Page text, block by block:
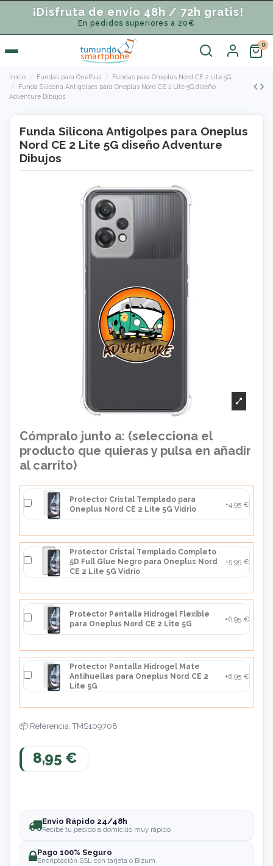
¡Disfruta de envío 48h / 72h gratis!
En pedidos superiores a 20€
Inicio Fundas para OnePlus
Fundas para Oneplus Nord CE 2 Lite 5G
Funda Silicona Antigolpes para Oneplus Nord CE 2 Lite 5G diseño
Adventure Dibujos
Funda Silicona Antigolpes para Oneplus
Nord CE 2 Lite 5G diseño Adventure
Dibujos
Cómpralo junto a: (selecciona el
producto que quieras y pulsa en añadir
al carrito)
Protector Cristal Templado para
Oneplus Nord CE 2 Lite 5G Vidrio
+4,95 €
Protector Cristal Templado Completo
5D Full Glue Negro para Oneplus Nord
CE 2 Lite 5G Vidrio
+5,95 €
Protector Pantalla Hidrogel Flexible
para Oneplus Nord CE 2 Lite 5G
+6,95 €
Protector Pantalla Hidrogel Mate
Antihuellas para Oneplus Nord CE 2
Lite 5G
+6,95 €
Referencia: TMS109708
8,95 €
Envío Rápido 24/48h
Recibe tu pedido a domicilio muy rápido
Pago 100% Seguro
Encriptación SSL con tarjeta o Bizum